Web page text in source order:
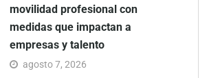
movilidad profesional con
medidas que impactan a
empresas y talento
agosto 7, 2026